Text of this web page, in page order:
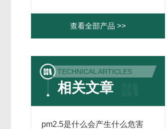
查看全部产品 >>
TECHNICAL ARTICLES
相关文章
pm2.5是什么会产生什么危害